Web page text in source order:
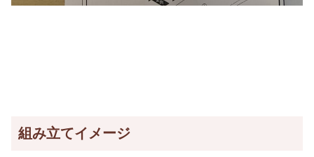
組み立てイメージ